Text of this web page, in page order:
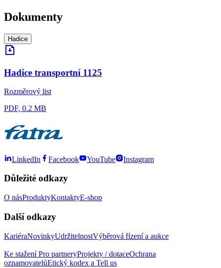
Dokumenty
Hadice
Hadice transportní 1125
Rozměrový list
PDF, 0.2 MB
LinkedIn Facebook YouTube Instagram
Důležité odkazy
O násProduktyKontaktyE-shop
Další odkazy
KariéraNovinkyUdržitelnostVýběrová řízení a aukce
Ke staženíPro partneryProjekty / dotaceOchrana
oznamovatelůEtický kodex a Tell us